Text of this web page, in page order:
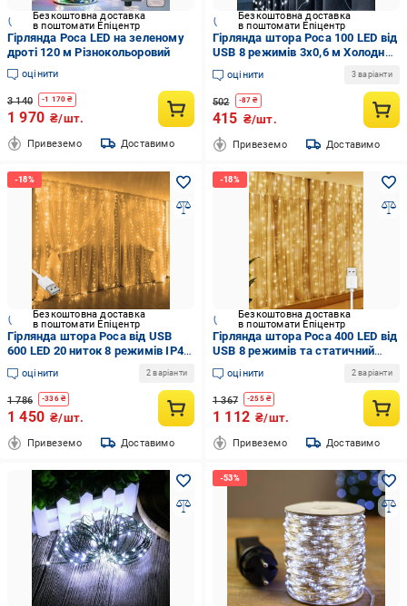
Безкоштовна доставка
в поштомати Епіцентр
Гірлянда Роса LED на зеленому
дроті 120 м Різнокольоровий
оцінити
3 140 -1 170 ₴
1 970 ₴/шт.
Привеземо Доставимо
Безкоштовна доставка
в поштомати Епіцентр
Гірлянда штора Роса 100 LED від
USB 8 режимів 3x0,6 м Холодний
білий
оцінити 3 варіанти
502 -87 ₴
415 ₴/шт.
Привеземо Доставимо
Безкоштовна доставка
в поштомати Епіцентр
Гірлянда штора Роса від USB
600 LED 20 ниток 8 режимів IP44
3x3 м
оцінити 2 варіанти
1 786 -336₴
1 450 ₴/шт.
Привеземо Доставимо
Безкоштовна доставка
в поштомати Епіцентр
Гірлянда штора Роса 400 LED від
USB 8 режимів та статичний
IP44 3x2 м Теплий білий
оцінити 2 варіанти
1 367 -255₴
1 112 ₴/шт.
Привеземо Доставимо